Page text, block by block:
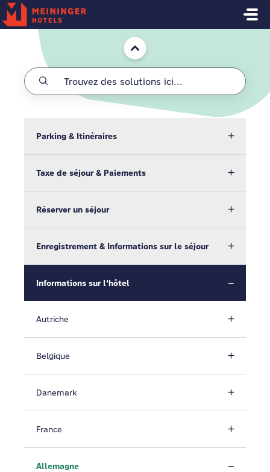
Passer au contenu principal
Accueil
Parking & Itinéraires
Taxe de séjour & Paiements
Réserver un séjour
Enregistrement & Informations sur le séjour
Informations sur l'hôtel
Autriche
Belgique
Danemark
France
Allemagne